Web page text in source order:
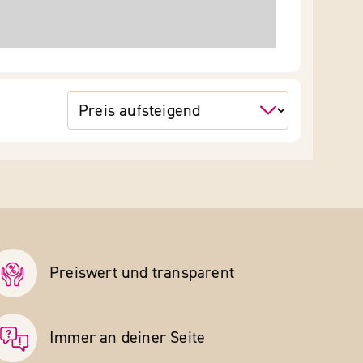
Preiswert und transparent
Immer an deiner Seite